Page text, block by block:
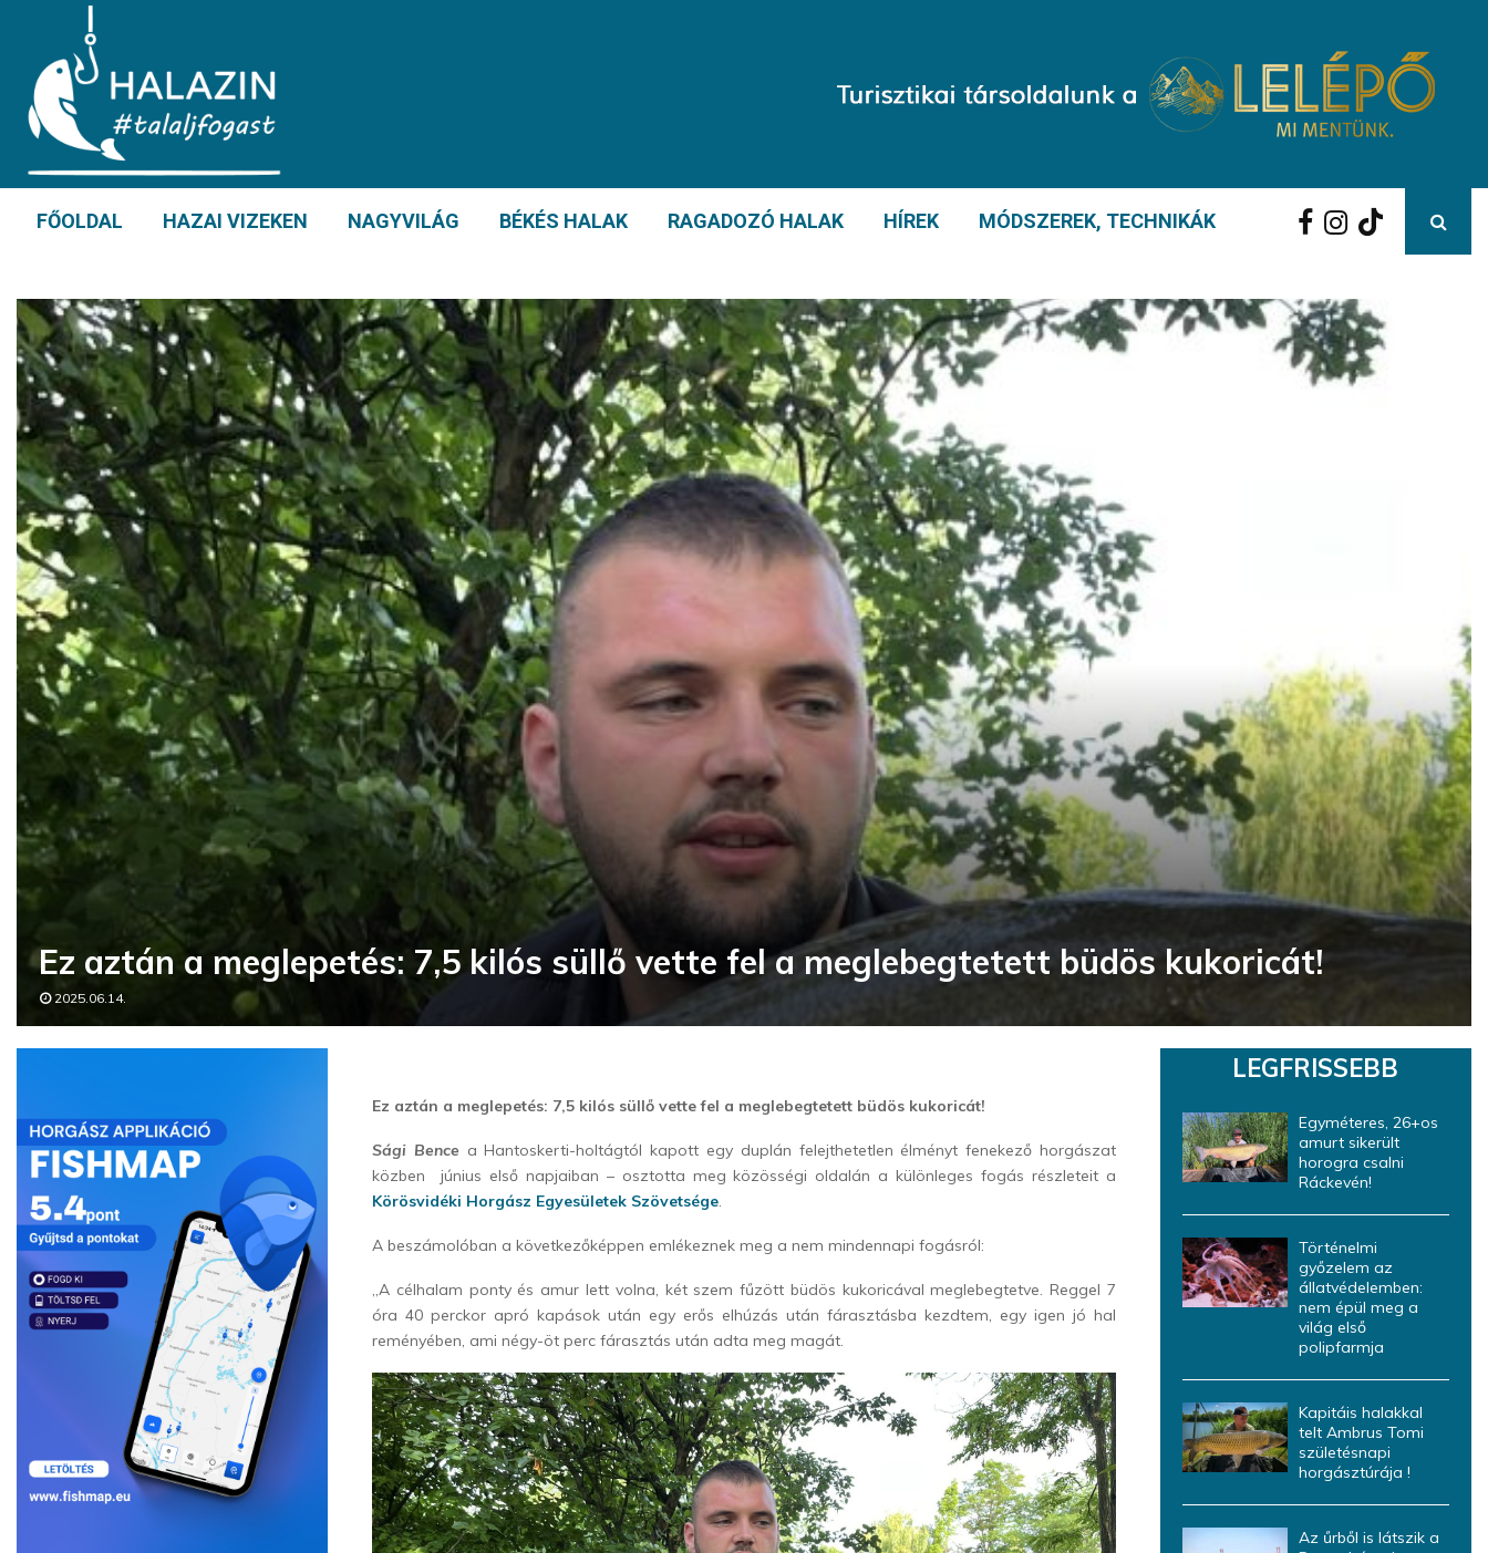
FŐOLDAL HAZAI VIZEKEN NAGYVILÁG BÉKÉS HALAK RAGADOZÓ HALAK HÍREK MÓDSZEREK, TECHNIKÁK
Ez aztán a meglepetés: 7,5 kilós süllő vette fel a meglebegtetett büdös kukoricát!
2025.06.14.
Ez aztán a meglepetés: 7,5 kilós süllő vette fel a meglebegtetett büdös kukoricát!
Sági Bence a Hantoskerti-holtágtól kapott egy duplán felejthetetlen élményt fenekező horgászat
közben június első napjaiban – osztotta meg közösségi oldalán a különleges fogás részleteit a
Körösvidéki Horgász Egyesületek Szövetsége.
A beszámolóban a következőképpen emlékeznek meg a nem mindennapi fogásról:
„A célhalam ponty és amur lett volna, két szem fűzött büdös kukoricával meglebegtetve. Reggel 7
óra 40 perckor apró kapások után egy erős elhúzás után fárasztásba kezdtem, egy igen jó hal
reményében, ami négy-öt perc fárasztás után adta meg magát.
LEGFRISSEBB
Egyméteres, 26+os
amurt sikerült
horogra csalni
Ráckevén!
Történelmi
győzelem az
állatvédelemben:
nem épül meg a
világ első
polipfarmja
Kapitáis halakkal
telt Ambrus Tomi
születésnapi
horgásztúrája !
Az űrből is látszik a